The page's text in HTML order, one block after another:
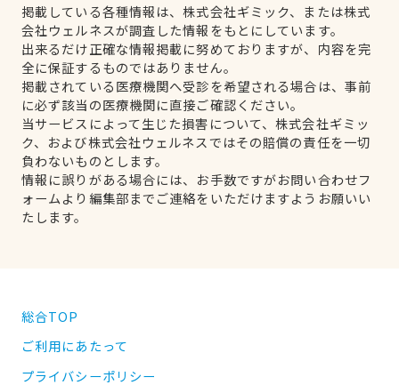
掲載している各種情報は、株式会社ギミック、または株式
会社ウェルネスが調査した情報をもとにしています。
出来るだけ正確な情報掲載に努めておりますが、内容を完
全に保証するものではありません。
掲載されている医療機関へ受診を希望される場合は、事前
に必ず該当の医療機関に直接ご確認ください。
当サービスによって生じた損害について、株式会社ギミッ
ク、および株式会社ウェルネスではその賠償の責任を一切
負わないものとします。
情報に誤りがある場合には、お手数ですがお問い合わせフ
ォームより編集部までご連絡をいただけますようお願いい
たします。
総合TOP
ご利用にあたって
プライバシーポリシー